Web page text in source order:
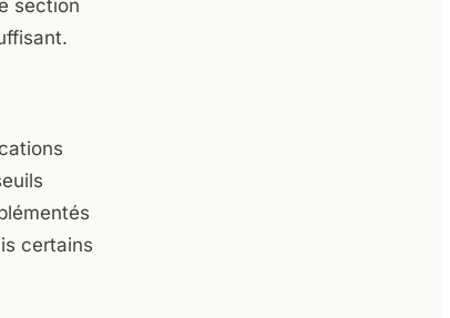
section
certains